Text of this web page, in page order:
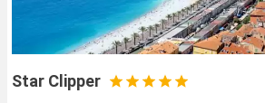
Star Clipper